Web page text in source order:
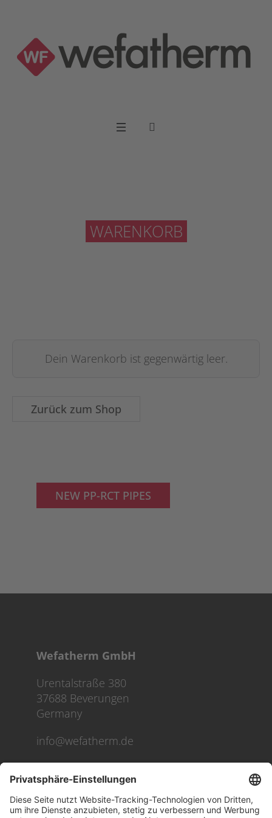
WARENKORB
Dein Warenkorb ist gegenwärtig leer.
Zurück zum Shop
NEW PP-RCT PIPES
Wefatherm GmbH
Urentalstraße 380
37688 Beverungen
Germany
info@wefatherm.de